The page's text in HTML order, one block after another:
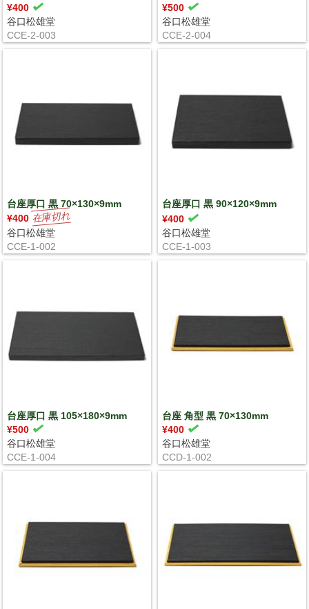
¥400
谷口松雄堂
CCE-2-003
¥500
谷口松雄堂
CCE-2-004
台座厚口 黒 70×130×9mm
¥400
谷口松雄堂
CCE-1-002
台座厚口 黒 90×120×9mm
¥400
谷口松雄堂
CCE-1-003
台座厚口 黒 105×180×9mm
¥500
谷口松雄堂
CCE-1-004
台座 角型 黒 70×130mm
¥400
谷口松雄堂
CCD-1-002